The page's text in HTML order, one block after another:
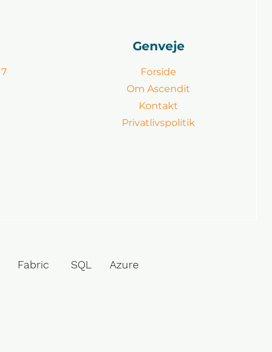
Genveje
Forside
Om Ascendit
Kontakt
Privatlivspolitik
Fabric SQL Azure